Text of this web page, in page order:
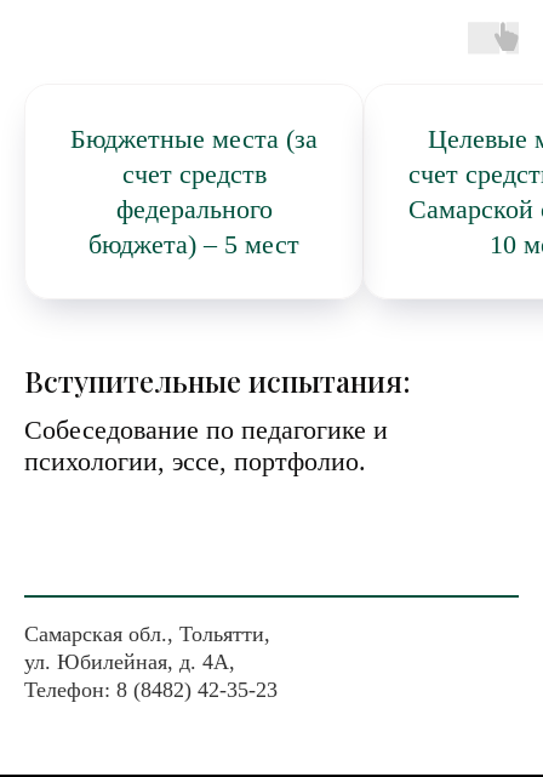
Бюджетные места (за
счет средств
федерального
бюджета) – 5 мест
Целевые
счет
Самарской
10
Вступительные испытания:
Собеседование по педагогике и
психологии, эссе, портфолио.
Самарская обл., Тольятти,
ул. Юбилейная, д. 4А,
Телефон: 8 (8482) 42-35-23